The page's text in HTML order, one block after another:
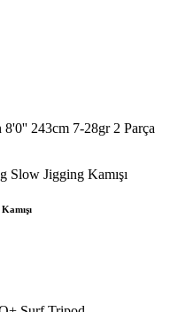
243cm 7-28gr 2 Parça